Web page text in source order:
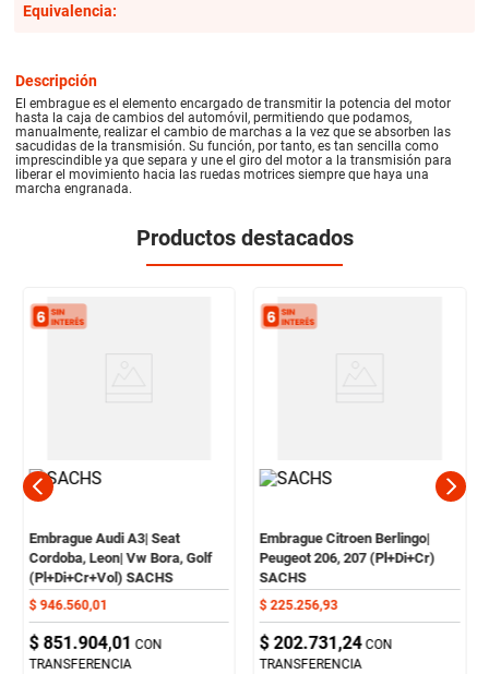
Equivalencia:
Descripción
El embrague es el elemento encargado de transmitir la potencia del motor
hasta la caja de cambios del automóvil, permitiendo que podamos,
manualmente, realizar el cambio de marchas a la vez que se absorben las
sacudidas de la transmisión. Su función, por tanto, es tan sencilla como
imprescindible ya que separa y une el giro del motor a la transmisión para
liberar el movimiento hacia las ruedas motrices siempre que haya una
marcha engranada.
Productos destacados
Embrague Audi A3| Seat
Cordoba, Leon| Vw Bora, Golf
(Pl+Di+Cr+Vol) SACHS
$ 946.560,01
$ 851.904,01 CON
TRANSFERENCIA
Embrague Citroen Berlingo|
Peugeot 206, 207 (Pl+Di+Cr)
SACHS
$ 225.256,93
$ 202.731,24 CON
TRANSFERENCIA